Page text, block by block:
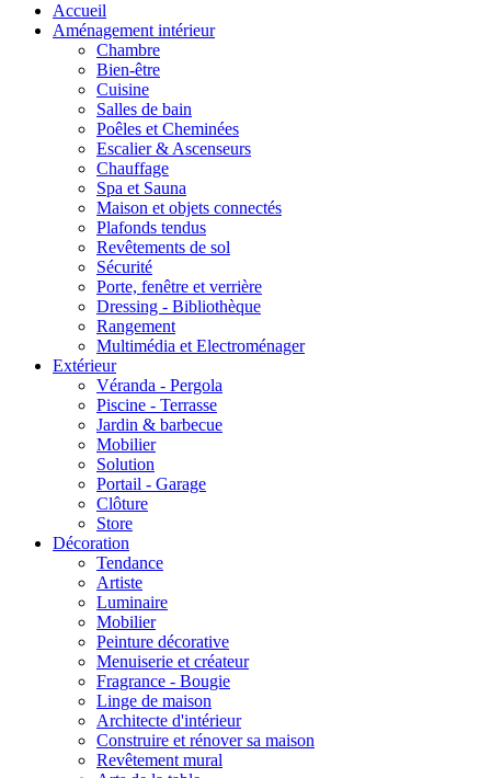
Accueil
Aménagement intérieur
Chambre
Bien-être
Cuisine
Salles de bain
Poêles et Cheminées
Escalier & Ascenseurs
Chauffage
Spa et Sauna
Maison et objets connectés
Plafonds tendus
Revêtements de sol
Sécurité
Porte, fenêtre et verrière
Dressing - Bibliothèque
Rangement
Multimédia et Electroménager
Extérieur
Véranda - Pergola
Piscine - Terrasse
Jardin & barbecue
Mobilier
Solution
Portail - Garage
Clôture
Store
Décoration
Tendance
Artiste
Luminaire
Mobilier
Peinture décorative
Menuiserie et créateur
Fragrance - Bougie
Linge de maison
Architecte d'intérieur
Construire et rénover sa maison
Revêtement mural